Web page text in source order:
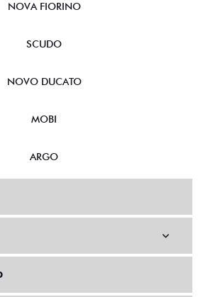
NOVA FIORINO
SCUDO
NOVO DUCATO
MOBI
ARGO